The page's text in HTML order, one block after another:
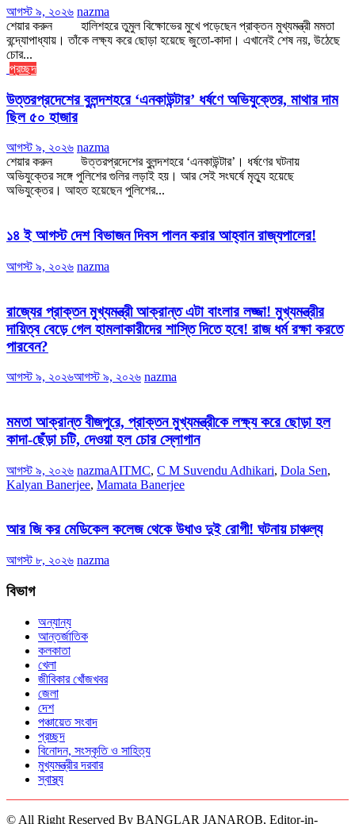
আগস্ট ৯, ২০২৬ nazma
শেয়ার করুন হালিশহরে তুমুল বিক্ষোভের মুখে পড়েছেন প্রাক্তন মুখ্যমন্ত্রী মমতা
বন্দ্যোপাধ্যায়। তাঁকে লক্ষ্য করে ছোড়া হয়েছে জুতো-কাদা। এখানেই শেষ নয়, উঠেছে
চোর...
প্রচ্ছদ
উত্তরপ্রদেশের বুলন্দশহরে ‘এনকাউন্টার’ ধর্ষণে অভিযুক্তের, মাথার দাম
ছিল ৫০ হাজার
আগস্ট ৯, ২০২৬ nazma
শেয়ার করুন উত্তরপ্রদেশের বুলন্দশহরে ‘এনকাউন্টার’। ধর্ষণের ঘটনায়
অভিযুক্তের সঙ্গে পুলিশের গুলির লড়াই হয়। আর সেই সংঘর্ষে মৃত্যু হয়েছে
অভিযুক্তের। আহত হয়েছেন পুলিশের...
১৪ ই আগস্ট দেশ বিভাজন দিবস পালন করার আহ্বান রাজ্যপালের!
আগস্ট ৯, ২০২৬ nazma
রাজ্যের প্রাক্তন মুখ্যমন্ত্রী আক্রান্ত এটা বাংলার লজ্জা! মুখ্যমন্ত্রীর
দায়িত্ব বেড়ে গেল হামলাকারীদের শাস্তি দিতে হবে! রাজ ধর্ম রক্ষা করতে
পারবেন?
আগস্ট ৯, ২০২৬আগস্ট ৯, ২০২৬ nazma
মমতা আক্রান্ত বীজপুরে, প্রাক্তন মুখ্যমন্ত্রীকে লক্ষ্য করে ছোড়া হল
কাদা-ছেঁড়া চটি, দেওয়া হল চোর স্লোগান
আগস্ট ৯, ২০২৬ nazmaAITMC, C M Suvendu Adhikari, Dola Sen,
Kalyan Banerjee, Mamata Banerjee
আর জি কর মেডিকেল কলেজ থেকে উধাও দুই রোগী! ঘটনায় চাঞ্চল্য
আগস্ট ৮, ২০২৬ nazma
বিভাগ
অন্যান্য
আন্তর্জাতিক
কলকাতা
খেলা
জীবিকার খোঁজখবর
জেলা
দেশ
পঞ্চায়েত সংবাদ
প্রচ্ছদ
বিনোদন, সংস্কৃতি ও সাহিত্য
মুখ্যমন্ত্রীর দরবার
স্বাস্থ্য
© All Right Reserved By BANGLAR JANAROB, Editor-in-